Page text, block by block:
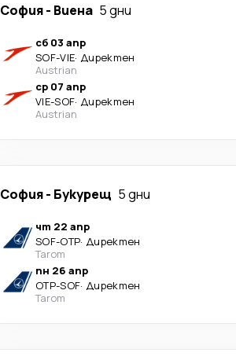
София- Виена 5 дни
сб 03 апр
SOF-VIE· Директен
Austrian
ср 07 апр
VIE-SOF· Директен
Austrian
София- Букурещ 5 дни
чт 22 апр
SOF-OTP· Директен
Tarom
пн 26 апр
OTP-SOF· Директен
Tarom